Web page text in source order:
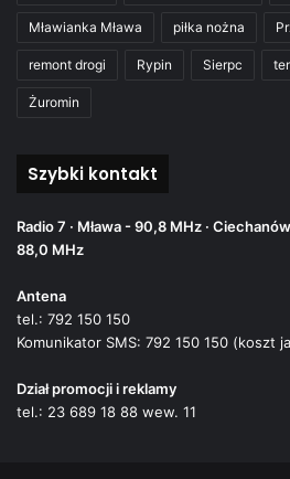
Mławianka Mława piłka nożna
remont drogi Rypin Sierpc
Żuromin
Szybki kontakt
Radio 7 · Mława - 90,8 MHz ·
88,0 MHz
Antena
tel.: 792 150 150
Komunikator SMS: 792 150 150 (koszt
Dział promocji i reklamy
tel.: 23 689 18 88 wew. 11